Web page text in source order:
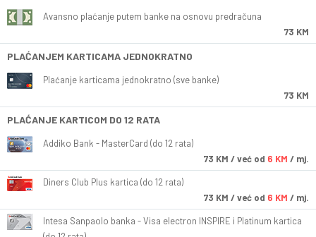
Avansno plaćanje putem banke na osnovu predračuna
73 KM
PLAĆANJEM KARTICAMA JEDNOKRATNO
Plaćanje karticama jednokratno (sve banke)
73 KM
PLAĆANJE KARTICOM DO 12 RATA
Addiko Bank - MasterCard (do 12 rata)
73 KM / već od 6 KM / mj.
Diners Club Plus kartica (do 12 rata)
73 KM / već od 6 KM / mj.
Intesa Sanpaolo banka - Visa electron INSPIRE i Platinum kartica